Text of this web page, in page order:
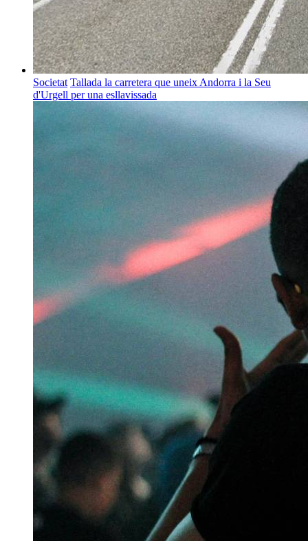
Societat Tallada la carretera que uneix Andorra i la Seu
d'Urgell per una esllavissada